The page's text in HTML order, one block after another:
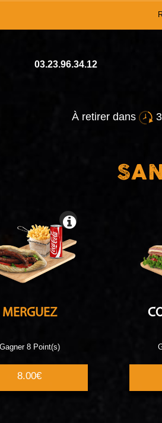
À retirer dans
03.23.96.34.12
MERGUEZ
Gagner 8 Point(s)
8.00€